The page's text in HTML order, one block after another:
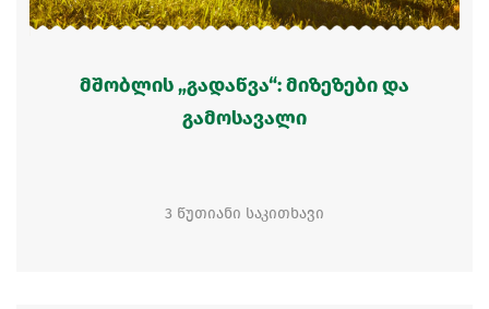
მშობლის „გადაწვა“: მიზეზები და
გამოსავალი
3 წუთიანი საკითხავი